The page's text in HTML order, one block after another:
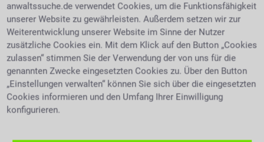
Man umschreibt damit den finanziellen Teil des
Unterhaltes. Als Unterhaltsverpflichteter muss man
allerdings auch in der Lage sein diesen Unterhalt
bestreiten zu können. Auch wenn sich die Partner
trennen: Ihren Kindern gegenüber sind sie
gleichermaßen unterhaltspflichtig. Um welche Art des
Unterhaltes es sich handelt hängt von der Position ab
die man übernehmen kann bzw. muss. In der Regel
anwaltssuche.de verwendet Cookies, um die Funktionsfähigkeit
unserer Website zu gewährleisten. Außerdem setzen wir zur
Weiterentwicklung unserer Website im Sinne der Nutzer
zusätzliche Cookies ein. Mit dem Klick auf den Button „Cookies
zulassen“ stimmen Sie der Verwendung der von uns für die
genannten Zwecke eingesetzten Cookies zu. Über den Button
„Einstellungen verwalten“ können Sie sich über die eingesetzten
Cookies informieren und den Umfang Ihrer Einwilligung
konfigurieren.